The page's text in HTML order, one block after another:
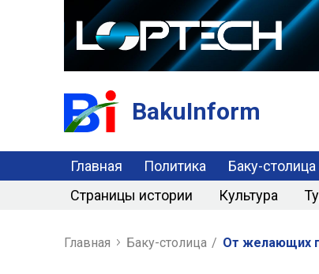
BakuInform
Главная Политика Баку-столица
Страницы истории
Культура
Главная Баку-столица / От желающих